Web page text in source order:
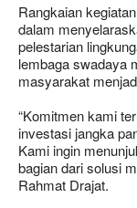
Rangkaian
dalam
pelestarian
lembaga swadaya
masyarakat
“Komitmen kami
investasi jangka
Kami ingin
bagian dari solusi
Rahmat Drajat.